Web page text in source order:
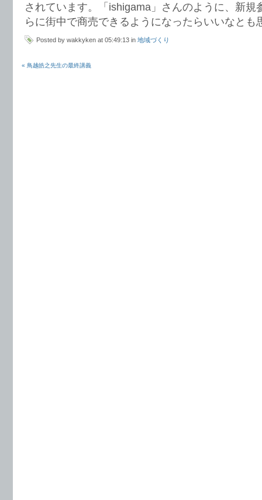
されています。「ishigama」さんのように、新規
らに街中で商売できるようになったらいいなとも
Posted by wakkyken at 05:49:13 in 地域づくり
« 鳥越皓之先生の最終講義